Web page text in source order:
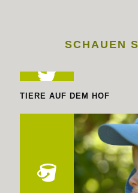
SCHAUEN
TIERE AUF DEM HOF